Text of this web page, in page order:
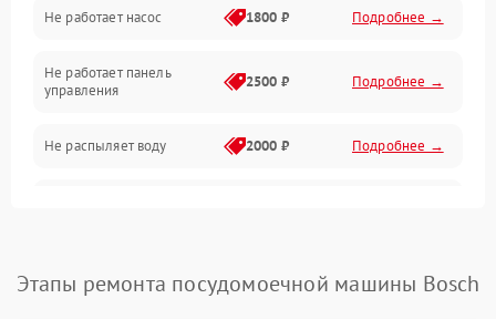
Вода
Гигиена
Программное обеспечение
Не работает насос 1800 ₽ Подробнее →
Не работает панель
управления
2500 ₽ Подробнее →
Не распыляет воду 2000 ₽ Подробнее →
воды
1800 ₽ Подробнее →
Этапы ремонта посудомоечной машины Bosch